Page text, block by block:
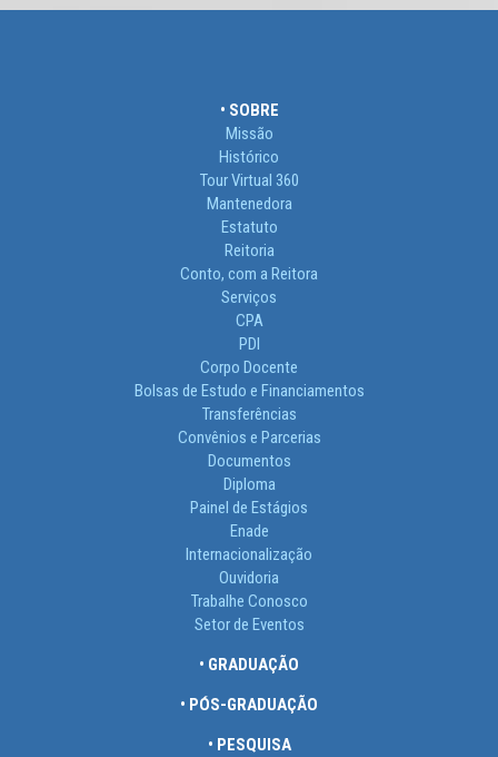
• SOBRE
Missão
Histórico
Tour Virtual 360
Mantenedora
Estatuto
Reitoria
Conto, com a Reitora
Serviços
CPA
PDI
Corpo Docente
Bolsas de Estudo e Financiamentos
Transferências
Convênios e Parcerias
Documentos
Diploma
Painel de Estágios
Enade
Internacionalização
Ouvidoria
Trabalhe Conosco
Setor de Eventos
• GRADUAÇÃO
• PÓS-GRADUAÇÃO
• PESQUISA